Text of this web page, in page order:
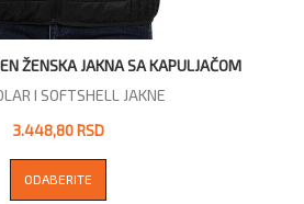
ŽENSKA JAKNA SA KAPULJAČOM
I SOFTSHELL JAKNE
3.448,80 RSD
ODABERITE